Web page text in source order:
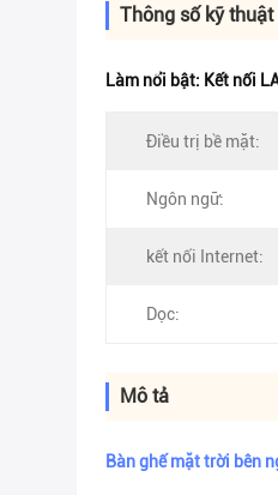
Thông số kỹ thuật
Làm nổi bật: Kết nối
Điều trị bề mặt:
Ngôn ngữ:
kết nối Internet:
Dọc:
Mô tả
Bàn ghế mặt trời bên